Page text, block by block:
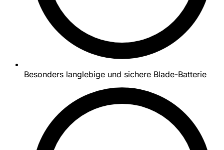
Besonders langlebige und sichere Blade-Batterie